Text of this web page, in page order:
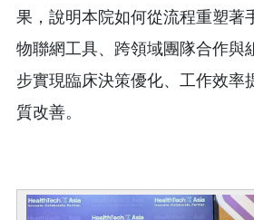
果，說明本院如何從流程重塑著
物聯網工具、跨領域團隊合作與
步實現臨床決策優化、工作效率
質改善。